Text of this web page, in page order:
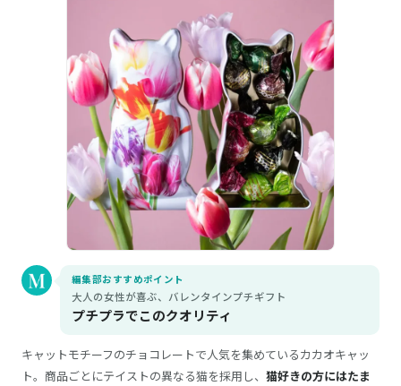
編集部おすすめポイント
大人の女性が喜ぶ、バレンタインプチギフト
プチプラでこのクオリティ
キャットモチーフのチョコレートで人気を集めているカカオキャッ
ト。商品ごとにテイストの異なる猫を採用し、 猫好きの方にはたま